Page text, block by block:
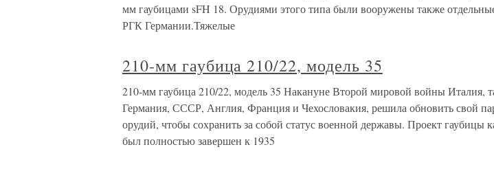
мм гаубицами sFH 18. Орудиями этого типа были вооружены также
РГК Германии.Тяжелые
210-мм гаубица 210/22, модель 35
210-мм гаубица 210/22, модель 35 Накануне Второй мировой войны Италия,
Германия, СССР, Англия, Франция и Чехословакия, решила обновить свой
орудий, чтобы сохранить за собой статус военной державы. Проект гаубицы
был полностью завершен к 1935